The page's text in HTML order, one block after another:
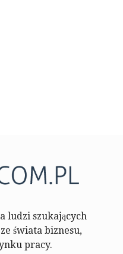
ludzi szukających
świata biznesu,
pracy.